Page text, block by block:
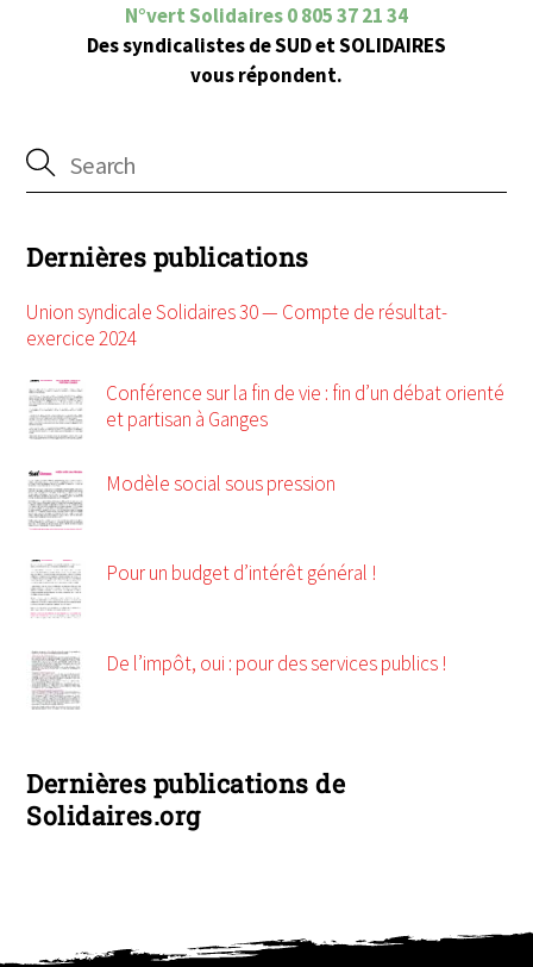
N°vert Solidaires 0 805 37 21 34
Des syndicalistes de SUD et SOLIDAIRES
vous répondent.
Dernières publications
Union syndicale Solidaires 30 — Compte de résultat-
exercice 2024
Conférence sur la fin de vie : fin d’un débat orienté
et partisan à Ganges
Modèle social sous pression
Pour un budget d’intérêt général !
De l’impôt, oui : pour des services publics !
Dernières publications de
Solidaires.org